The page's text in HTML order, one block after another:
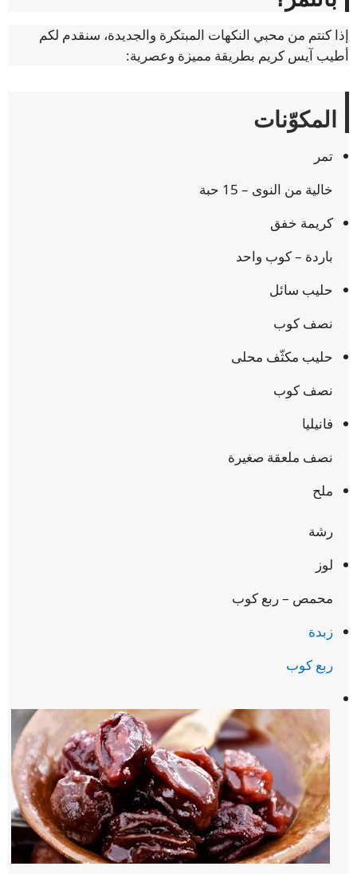
إذا كنتم من محبي النكهات المبتكرة والجديدة، سنقدم لكم
أطيب آيس كريم بطريقة مميزة وعصرية:
المكوّنات
تمر
خالية من النوى – 15 حبة
كريمة خفق
باردة – كوب واحد
حليب سائل
نصف كوب
حليب مكثّف محلى
نصف كوب
فانيليا
نصف ملعقة صغيرة
ملح
رشة
لوز
محمص – ربع كوب
زبدة
ربع كوب